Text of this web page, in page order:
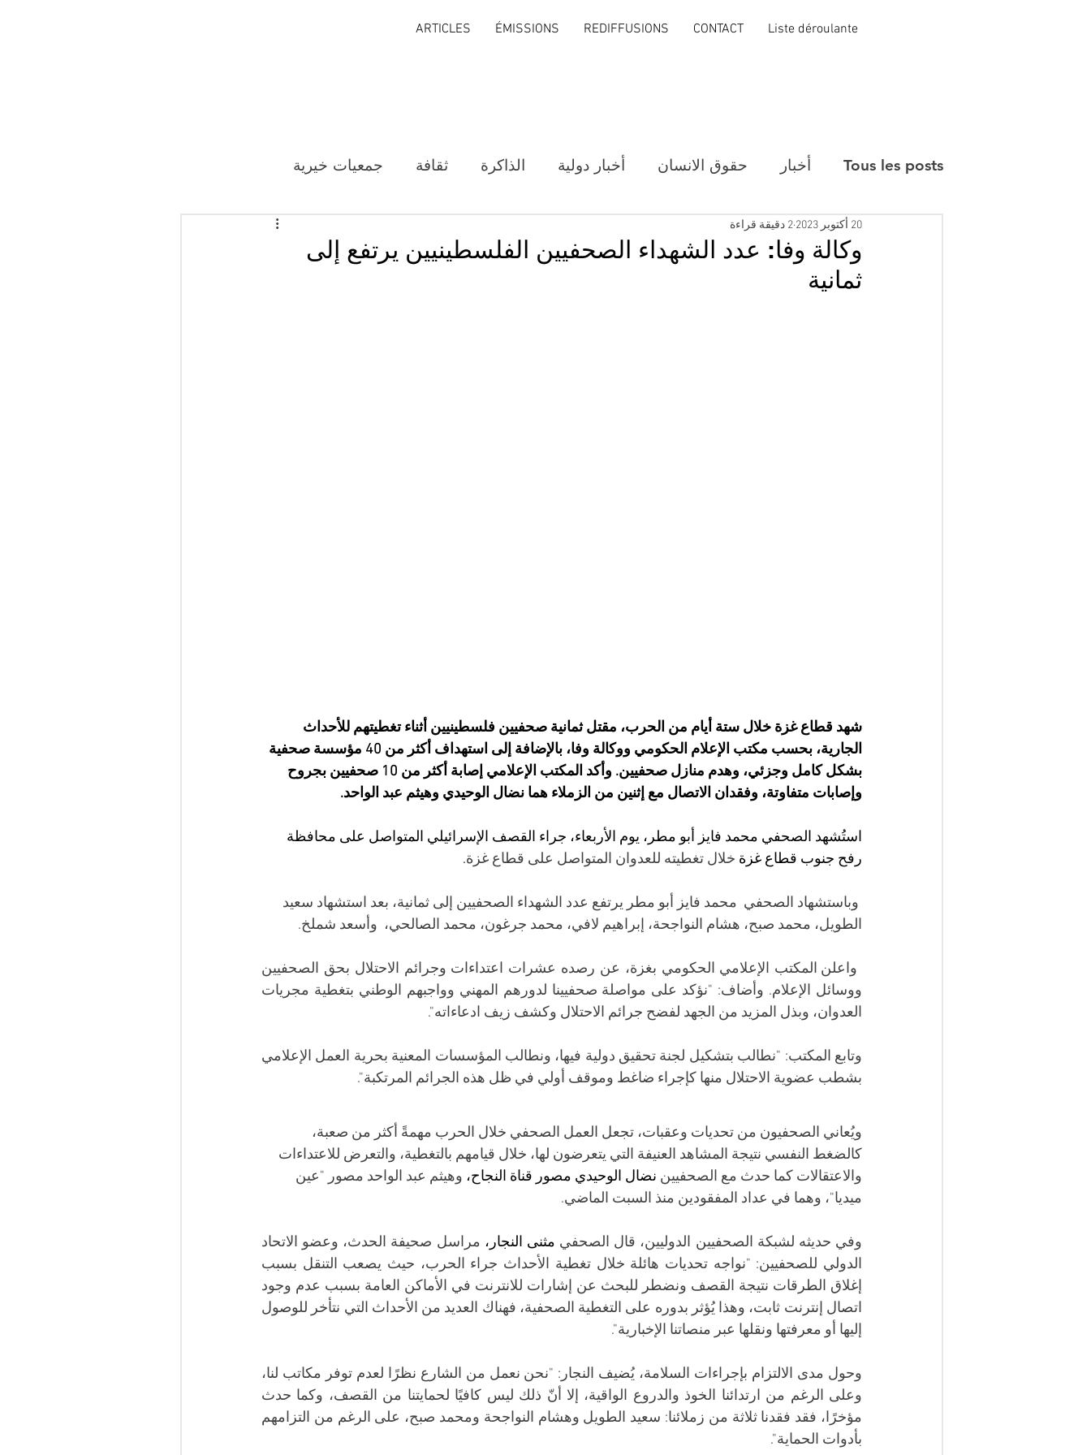
ARTICLES ÉMISSIONS REDIFFUSIONS CONTACT Liste déroulante
Tous les posts أخبار حقوق الانسان أخبار دولية الذاكرة ثقافة جمعيات خيرية
وكالة وفا: عدد الشهداء الصحفيين الفلسطينيين يرتفع إلى
ثمانية
20 أكتوبر 2023 2 دقيقة قراءة
شهد قطاع غزة خلال ستة أيام من الحرب، مقتل ثمانية صحفيين فلسطينيين أثناء تغطيتهم للأحداث
الجارية، بحسب مكتب الإعلام الحكومي ووكالة وفا، بالإضافة إلى استهداف أكثر من 40 مؤسسة صحفية
بشكل كامل وجزئي، وهدم منازل صحفيين
. وأكد المكتب الإعلامي إصابة أكثر من 10 صحفيين بجروح
وإصابات متفاوتة، وفقدان الاتصال مع إثنين من الزملاء هما نضال الوحيدي وهيثم عبد الواحد.
استُشهد الصحفي محمد فايز أبو مطر، يوم الأربعاء، جراء القصف الإسرائيلي المتواصل على محافظة
رفح جنوب قطاع غزة خلال تغطيته للعدوان المتواصل على قطاع غزة.
وباستشهاد الصحفي  محمد فايز أبو مطر يرتفع عدد الشهداء الصحفيين إلى ثمانية، بعد استشهاد سعيد
الطويل، محمد صبح، هشام النواجحة، إبراهيم لافي، محمد جرغون، محمد الصالحي،  وأسعد شملخ.
العدوان، وبذل المزيد من الجهد لفضح جرائم الاحتلال وكشف زيف ادعاءاته".
بشطب عضوية الاحتلال منها كإجراء ضاغط وموقف أولي في ظل هذه الجرائم المرتكبة".
ويُعاني الصحفيون من تحديات وعقبات، تجعل العمل الصحفي خلال الحرب مهمةً أكثر من صعبة،
كالضغط النفسي نتيجة المشاهد العنيفة التي يتعرضون لها، خلال قيامهم بالتغطية، والتعرض للاعتداءات
والاعتقالات كما حدث مع الصحفيين نضال الوحيدي مصور قناة النجاح، وهيثم عبد الواحد مصور "عين
ميديا"، وهما في عداد المفقودين منذ السبت الماضي.
وفي حديثه لشبكة الصحفيين الدوليين، قال الصحفي مثنى النجار،
إليها أو معرفتها ونقلها عبر منصاتنا الإخبارية".
بأدوات الحماية".